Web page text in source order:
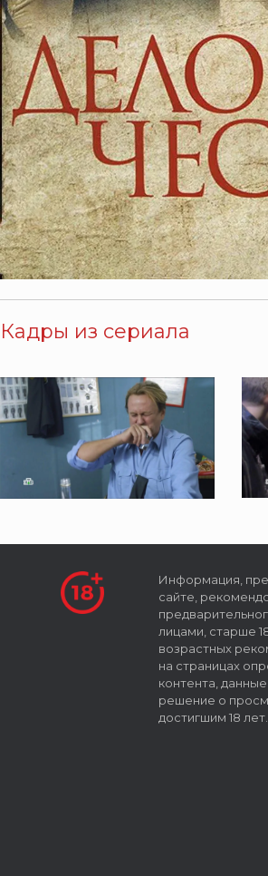
Кадры из сериала
Информация,
сайте,
лицами, старше
возрастных
на страницах
контента,
решение о
достигшим 18 лет.